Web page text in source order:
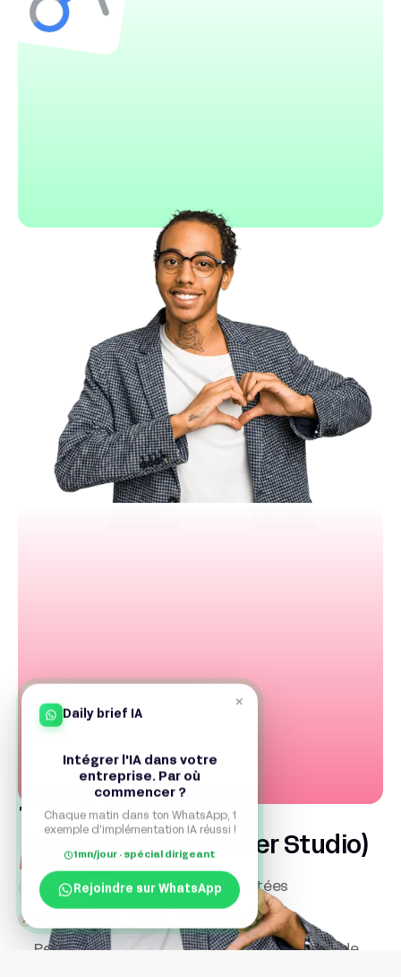
Data Studio (ex Looker Studio)
Interface intuitive
Gratuit dans sa version standard
Nombreux connecteurs de données
Tableaux de bord interactifs
Partage et collaboration simplifiés
Les inconvénients de
Data Studio (ex Looker Studio)
Fonctionnalités BI avancées limitées
Certains connecteurs sont payants
Performances réduites sur les gros volumes de
×
Daily brief IA
Intégrer l'IA dans votre
entreprise. Par où
commencer ?
Chaque matin dans ton WhatsApp, 1
exemple d'implémentation IA réussi !
1mn/jour · spécial dirigeant
Rejoindre sur WhatsApp